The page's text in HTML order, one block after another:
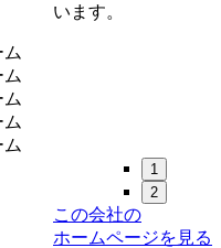
います。
1
2
この会社の
ホームページを見る